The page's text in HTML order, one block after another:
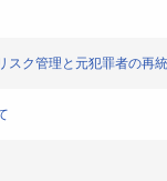
ク管理と元犯罪者の再統